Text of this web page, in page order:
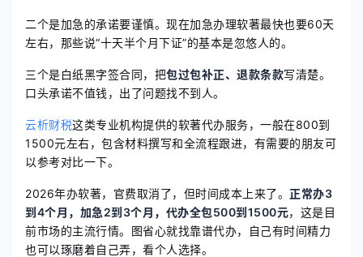
二个是加急的承诺要谨慎。现在加急办理软著最快也要60天
左右，那些说“十天半个月下证”的基本是忽悠人的。
三个是白纸黑字签合同，把包过包补正、退款条款写清楚。
口头承诺不值钱，出了问题找不到人。
云析财税这类专业机构提供的软著代办服务，一般在800到
1500元左右，包含材料撰写和全流程跟进，有需要的朋友可
以参考对比一下。
2026年办软著，官费取消了，但时间成本上来了。 正常办3
到4个月，加急2到3个月，代办全包500到1500元，这是目
前市场的主流行情。图省心就找靠谱代办，自己有时间精力
也可以琢磨着自己弄，看个人选择。